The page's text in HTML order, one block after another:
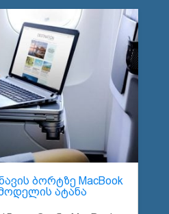
ბორტზე MacBook
ატანა